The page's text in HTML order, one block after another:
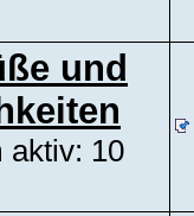
und
aktiv: 10